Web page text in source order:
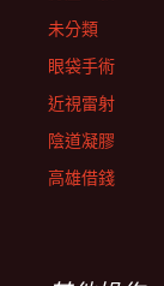
未分類
眼袋手術
近視雷射
陰道凝膠
高雄借錢